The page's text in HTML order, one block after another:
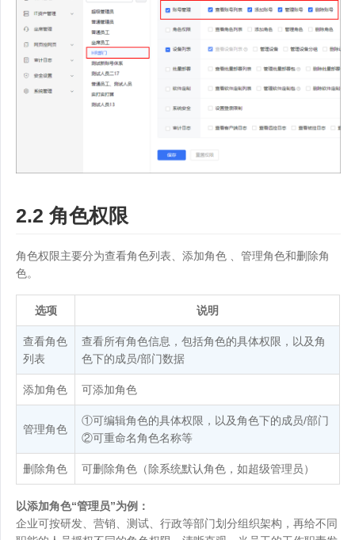
2.2 角色权限
角色权限主要分为查看角色列表、添加角色 、管理角色和删除角
色。
选项 说明
查看角色
列表
查看所有角色信息，包括角色的具体权限，以及角
色下的成员/部门数据
添加角色 可添加角色
管理角色
①可编辑角色的具体权限，以及角色下的成员/部门
②可重命名角色名称等
删除角色 可删除角色（除系统默认角色，如超级管理员）
以添加角色“管理员”为例：
企业可按研发、营销、测试、行政等部门划分组织架构，再给不同